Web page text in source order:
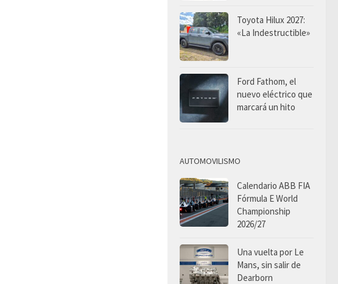
Toyota Hilux 2027:
«La Indestructible»
Ford Fathom, el
nuevo eléctrico que
marcará un hito
AUTOMOVILISMO
Calendario ABB FIA
Fórmula E World
Championship
2026/27
Una vuelta por Le
Mans, sin salir de
Dearborn